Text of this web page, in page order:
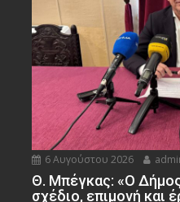
6 Αυγούστου 2026
Θ. Μπέγκας: «Ο
σχέδιο, επιμονή και